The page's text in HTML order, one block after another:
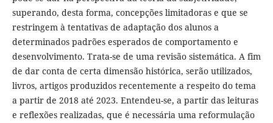
superando, desta forma, concepções limitadoras e que se
restringem à tentativas de adaptação dos alunos a
determinados padrões esperados de comportamento e
desenvolvimento. Trata-se de uma revisão sistemática. A fim
de dar conta de certa dimensão histórica, serão utilizados,
livros, artigos produzidos recentemente a respeito do tema
a partir de 2018 até 2023. Entendeu-se, a partir das leituras
e reflexões realizadas, que é necessária uma reformulação